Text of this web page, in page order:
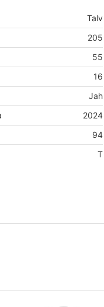
Talv
205
55
16
Jah
2024
94
T